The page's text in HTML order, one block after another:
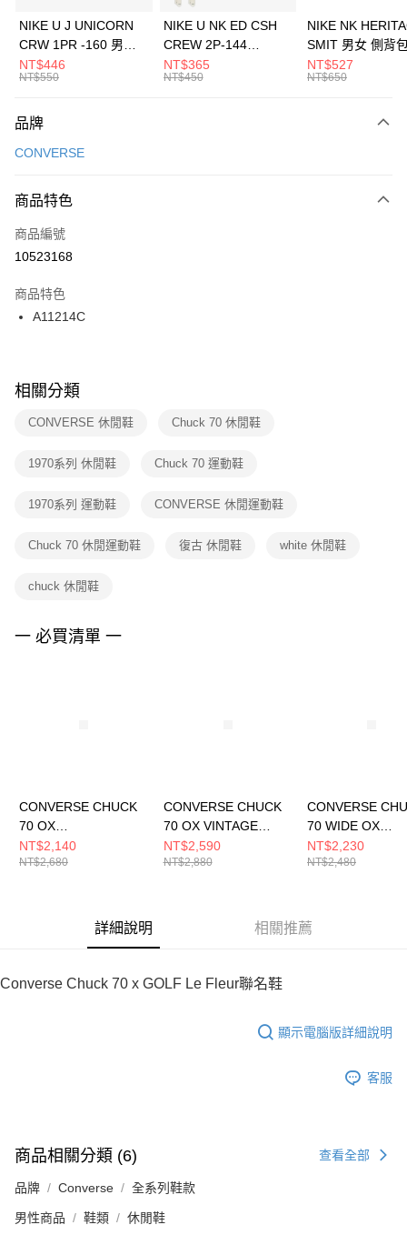
元大商業銀行
台灣樂天信用卡公司
全盈+PAY
AFTEE先享後付
【關於「AFTEE先享後付」】
便利好安心！
３．安心：先確認商品／服務後，再付款。
【「AFTEE先享後付」結帳流程】
１．於結帳方式選擇「AFTEE先享後付」後，將跳轉至「AFTEE先享後付」
２．訂單成立數日內，您將收到繳費通知簡訊。
３．收到繳費通知簡訊後14天內，點擊此簡訊中的連結，可透過四大超商／
ATM／網路銀行／等多元方式進行付款，方視為交易完成。
※ 交易是否成功請以「AFTEE先享後付 」之結帳頁面顯示為準，若有關於
是否繳費成功／繳費後需取消欲退款等相關疑問，請聯繫「AFTEE先享後付
客戶支援中心」 https://netprotections.freshdesk.com/support/home
１．透過由恩沛科技股份有限公司提供之「AFTEE先享後付」服務完成之交
權轉讓予恩沛科技股份有限公司。
３．未成年的使用者請事先徵得法定代理人或監護人之同意方可使用
任。
請求用戶進行身份認證。
５．嚴禁一人註冊多個帳號或使用他人資訊註冊。若發現惡意使用之情形，
運送方式
每筆NT$100，滿NT$1,500(含以上)免運費
宅配
每筆NT$100，滿NT$1,500(含以上)免運費
付款後門市自取
每筆NT$100，滿NT$1,500(含以上)免運費
NIKE U J UNICORN
CRW 1PR -160 男女
中統襪 FZ3393100
NT$446
NT$550
NIKE U NK ED CSH
CREW 2P-144
EMBRDY 男女 短統襪
FZ3073133
NT$365
NT$450
NIKE NK
SMIT 男女 側背
BA5871010
NT$527
NT$650
品牌
CONVERSE
商品特色
商品編號
10523168
商品特色
A11214C
相關分類
CONVERSE 休閒鞋 Chuck 70 休閒鞋
1970系列 休閒鞋 Chuck 70 運動鞋
1970系列 運動鞋 CONVERSE 休閒運動鞋
Chuck 70 休閒運動鞋 復古 休閒鞋 white 休閒鞋
chuck 休閒鞋
一 必買清單 一
CONVERSE CHUCK
70 OX
BLACK/VINTAGE
WHITE 休閒鞋 男女 黑
NT$2,140
NT$2,680
CONVERSE CHUCK
70 OX VINTAGE
WHITE/VINTAGE
WHITE 男女 休閒鞋
NT$2,590
NT$2,880
CONVERSE
70 WIDE OX
BLACK/BLACK/
T 男女 休閒鞋
NT$2,230
NT$2,480
詳細說明 相關推薦
Converse Chuck 70 x GOLF Le Fleur聯名鞋
顯示電腦版詳細說明
客服
商品相關分類 (6) 查看全部
品牌 Converse 全系列鞋款
男性商品 鞋類 休閒鞋